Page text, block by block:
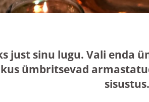
just sinu lugu. Vali
ümbritsevad
sisustus.